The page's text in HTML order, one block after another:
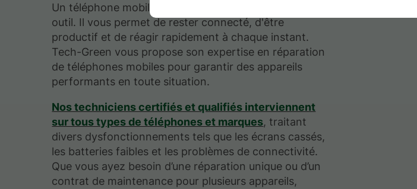
Un téléphone mobile fiable est bien plus qu’un simple
outil. Il vous permet de rester connecté, d'être
productif et de réagir rapidement à chaque instant.
Tech-Green vous propose son expertise en réparation
de téléphones mobiles pour garantir des appareils
performants en toute situation.
Nos techniciens certifiés et qualifiés interviennent
sur tous types de téléphones et marques, traitant
divers dysfonctionnements tels que les écrans cassés,
les batteries faibles et les problèmes de connectivité.
Que vous ayez besoin d’une réparation unique ou d’un
contrat de maintenance pour plusieurs appareils,